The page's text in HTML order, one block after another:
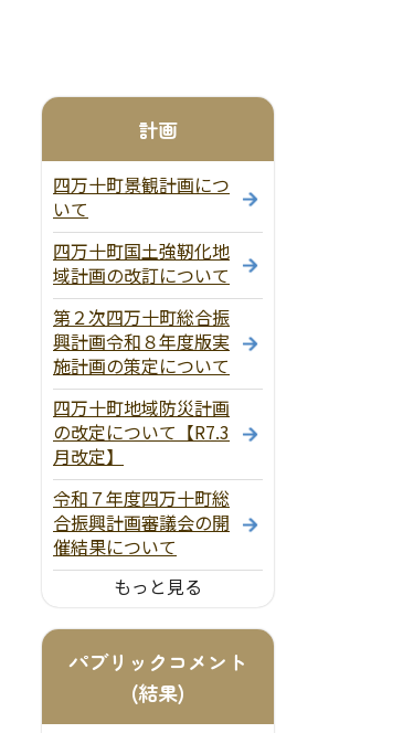
計画
四万十町景観計画につ
いて
四万十町国土強靭化地
域計画の改訂について
第２次四万十町総合振
興計画令和８年度版実
施計画の策定について
四万十町地域防災計画
の改定について【R7.3
月改定】
令和７年度四万十町総
合振興計画審議会の開
催結果について
もっと見る
パブリックコメント
(結果)